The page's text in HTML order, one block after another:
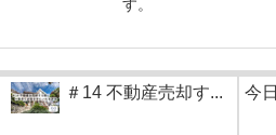
す。
＃14 不動産売却す... 今